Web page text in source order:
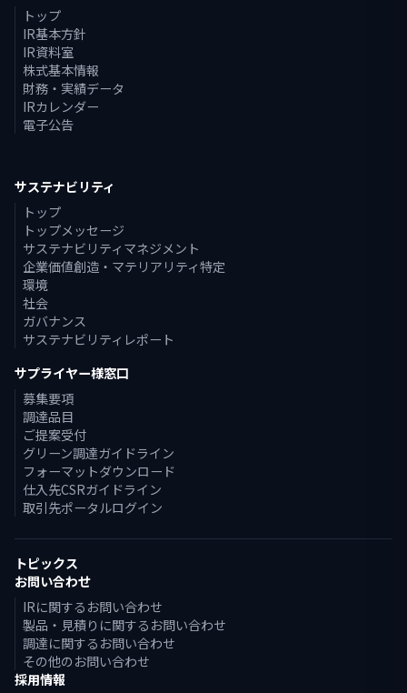
トップ
IR基本方針
IR資料室
株式基本情報
財務・実績データ
IRカレンダー
電子公告
サステナビリティ
トップ
トップメッセージ
サステナビリティマネジメント
企業価値創造・マテリアリティ特定
環境
社会
ガバナンス
サステナビリティレポート
サプライヤー様窓口
募集要項
調達品目
ご提案受付
グリーン調達ガイドライン
フォーマットダウンロード
仕入先CSRガイドライン
取引先ポータルログイン
トピックス
お問い合わせ
IRに関するお問い合わせ
製品・見積りに関するお問い合わせ
調達に関するお問い合わせ
その他のお問い合わせ
採用情報